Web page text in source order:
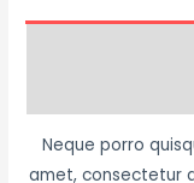
Neque porro
amet, consectetur